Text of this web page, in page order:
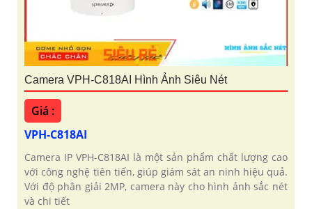
Camera VPH-C818AI Hình Ảnh Siêu Nét
Giá :
VPH-C818AI
Camera IP VPH-C818AI là một sản phẩm chất lượng cao
với công nghệ tiên tiến, giúp giám sát an ninh hiệu quả.
Với độ phân giải 2MP, camera này cho hình ảnh sắc nét
và chi tiết